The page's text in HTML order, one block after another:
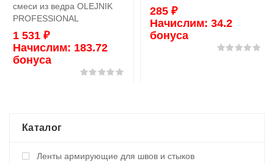
смеси из ведра OLEJNIK
PROFESSIONAL
1 531 ₽
Начислим: 183.72
бонуса
285 ₽
Начислим: 34.2
бонуса
Каталог
Ленты армирующие для швов и стыков